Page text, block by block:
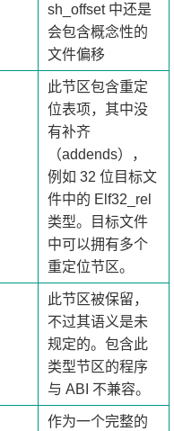
sh_offset 中还是
会包含概念性的
文件偏移
此节区包含重定
位表项，其中没
有补齐
（addends），
例如 32 位目标文
件中的 Elf32_rel
类型。目标文件
中可以拥有多个
重定位节区。
此节区被保留，
不过其语义是未
规定的。包含此
类型节区的程序
与 ABI 不兼容。
作为一个完整的